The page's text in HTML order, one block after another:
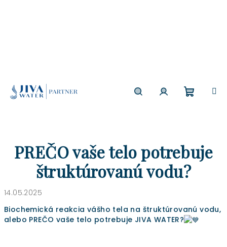
PREČO vaše telo potrebuje
štruktúrovanú vodu?
14.05.2025
Biochemická reakcia vášho tela na štruktúrovanú vodu,
alebo PREČO vaše telo potrebuje JIVA WATER?